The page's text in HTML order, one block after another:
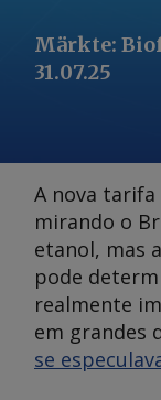
Märkte:
31.07.25
A nova tarifa
mirando o
etanol, mas
pode
realmente
em grandes
se